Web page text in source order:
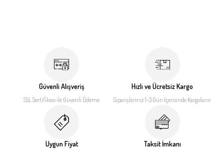
Güvenli Alışveriş
SSL Sertifikası ile Güvenli Ödeme
Hızlı ve Ücretsiz Kargo
Siparişleriniz 1-3 Gün İçerisinde Kargolanır
Uygun Fiyat Taksit İmkanı